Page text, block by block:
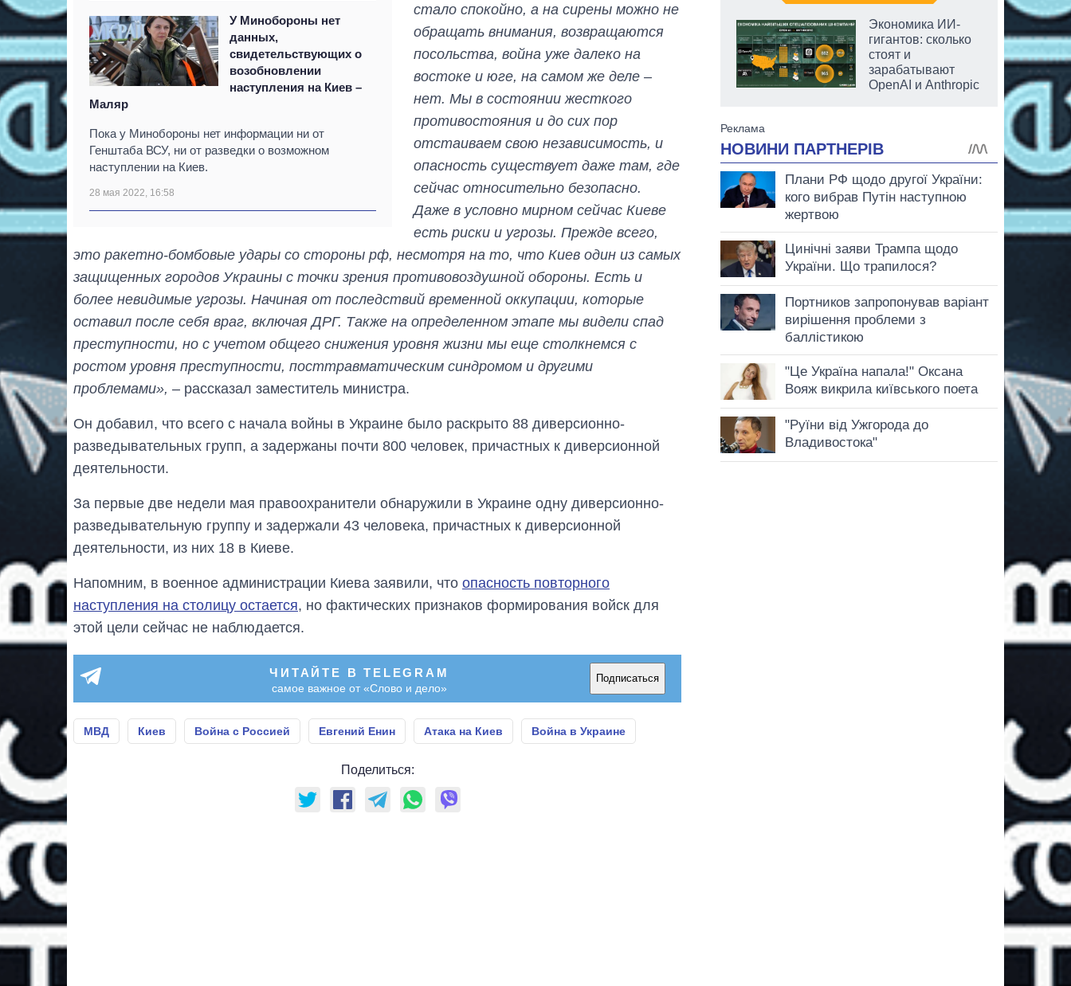
У Минобороны нет
данных,
свидетельствующих о
возобновлении
наступления на Киев –
Маляр
Пока у Минобороны нет информации ни от
Генштаба ВСУ, ни от разведки о возможном
наступлении на Киев.
28 мая 2022, 16:58
стало спокойно, а на сирены можно не
обращать внимания, возвращаются
посольства, война уже далеко на
востоке и юге, на самом же деле –
нет. Мы в состоянии жесткого
противостояния и до сих пор
отстаиваем свою независимость, и
опасность существует даже там, где
сейчас относительно безопасно.
Даже в условно мирном сейчас Киеве
есть риски и угрозы. Прежде всего,
это ракетно-бомбовые удары со стороны рф, несмотря на то, что Киев один из самых
защищенных городов Украины с точки зрения противовоздушной обороны. Есть и
более невидимые угрозы. Начиная от последствий временной оккупации, которые
оставил после себя враг, включая ДРГ. Также на определенном этапе мы видели спад
преступности, но с учетом общего снижения уровня жизни мы еще столкнемся с
ростом уровня преступности, посттравматическим синдромом и другими
проблемами», – рассказал заместитель министра.
Он добавил, что всего с начала войны в Украине было раскрыто 88 диверсионно-
разведывательных групп, а задержаны почти 800 человек, причастных к диверсионной
деятельности.
За первые две недели мая правоохранители обнаружили в Украине одну диверсионно-
разведывательную группу и задержали 43 человека, причастных к диверсионной
деятельности, из них 18 в Киеве.
Напомним, в военное администрации Киева заявили, что опасность повторного
наступления на столицу остается, но фактических признаков формирования войск для
этой цели сейчас не наблюдается.
ЧИТАЙТЕ В TELEGRAM
самое важное от «Слово и дело»
Подписаться
МВД Киев Война с Россией Евгений Енин Атака на Киев Война в Украине
Поделиться:
тарифы на
холодную воду в
городах Украины
на начало августа
Экономика ИИ-
гигантов: сколько
стоят и
зарабатывают
OpenAI и Anthropic